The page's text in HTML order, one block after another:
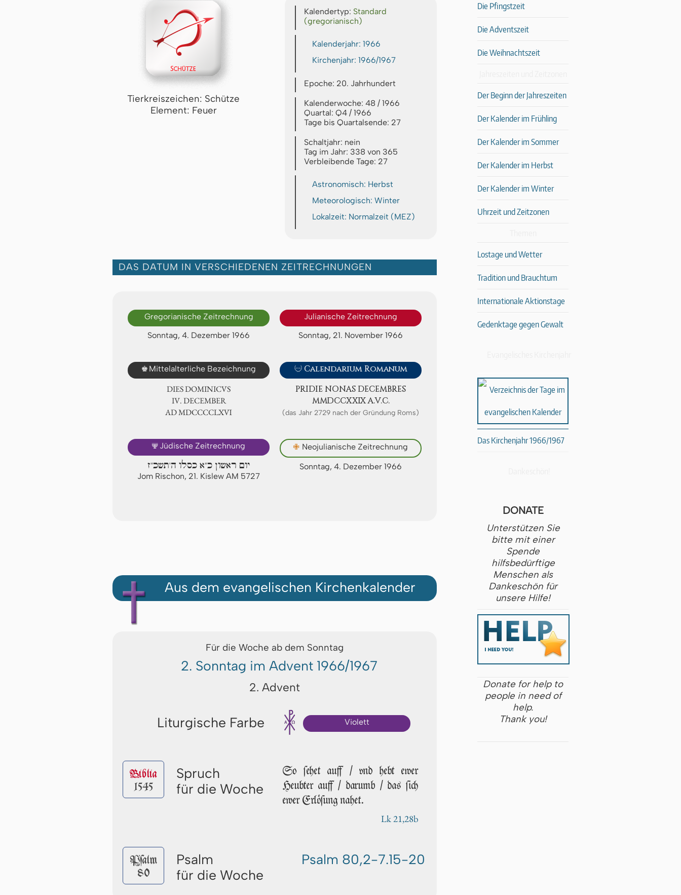
Tierkreiszeichen: Schütze
Element: Feuer
Kalendertyp: Standard
(gregorianisch)
Kalenderjahr: 1966
Kirchenjahr: 1966/1967
Epoche: 20. Jahrhundert
Kalenderwoche: 48 / 1966
Quartal: Q4 / 1966
Tage bis Quartalsende: 27
Schaltjahr: nein
Tag im Jahr: 338 von 365
Verbleibende Tage: 27
Astronomisch: Herbst
Meteorologisch: Winter
Lokalzeit: Normalzeit (MEZ)
DAS DATUM IN VERSCHIEDENEN ZEITRECHNUNGEN
Gregorianische Zeitrechnung
Sonntag, 4. Dezember 1966
Julianische Zeitrechnung
Sonntag, 21. November 1966
♚ Mittelalterliche Bezeichnung
DIES DOMINICUS
Ⅳ. DECEMBER
AD ⅯⅮⅭⅭⅭⅭⅬⅩⅥ
 Calendarium Romanum
PRIDIE NONAS DE­CEMB­RES
ⅯⅯⅮⅭⅭⅩⅩⅨ A.V.C.
(das Jahr 2729 nach der Gründung Roms)
🕎 Jüdische Zeitrechnung
יום ראשון כ"א כסלו ה'תשכ"ז
Jom Rischon, 21. Kislew AM 5727
✙ Neojulianische Zeitrechnung
Sonntag, 4. Dezember 1966
Aus dem evangelischen Kirchenkalender
Für die Woche ab dem Sonntag
2. Sonntag im Advent 1966/1967
2. Advent
Liturgische Farbe Violett
Biblia
1545
Spruch
für die Woche
So ſe­het auff / vnd hebt ew­er
Heubter auff / da­r­umb / das ſich
ew­er Erlöſung nahet.
Lk 21,28b
Pſalm
80
Psalm
für die Woche
Psalm 80,2-7.15-20
Die Pfingstzeit
Die Adventszeit
Die Weihnachtszeit
Der Beginn der Jahreszeiten
Der Kalender im Frühling
Der Kalender im Sommer
Der Kalender im Herbst
Der Kalender im Winter
Uhrzeit und Zeitzonen
Lostage und Wetter
Tradition und Brauchtum
Internationale Aktionstage
Gedenktage gegen Gewalt
Das Kirchenjahr 1966/1967
DONATE
Unterstützen Sie
bitte mit einer
Spende
hilfsbedürftige
Menschen als
Dankeschön für
unsere Hilfe!
Donate for help to
people in need of
help.
Thank you!